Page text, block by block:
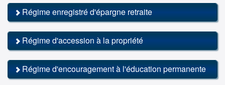
Régime enregistré d'épargne retraite
Régime d'accession à la propriété
Régime d'encouragement à l'éducation permanente